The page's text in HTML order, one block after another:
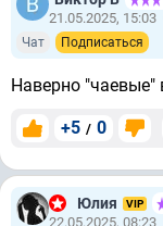
21.05.2025, 15:03
Чат Подписаться
Наверно "чаевые"
+5 / 0
Юлия VIP
22.05.2025, 08:23